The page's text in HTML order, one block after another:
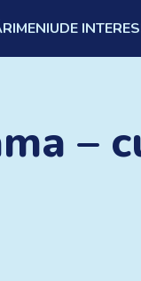
MENIUDE INTERES
–